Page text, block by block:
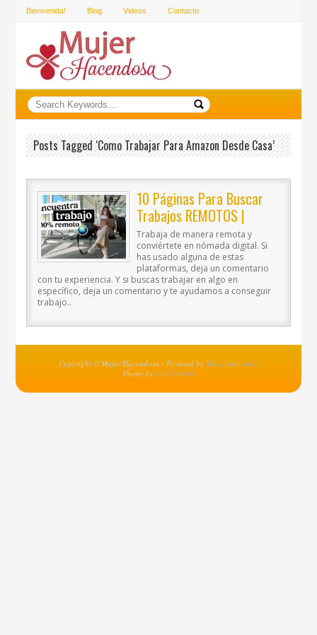
Bienvenida! Blog Videos Contacto
Posts Tagged ‘como Trabajar Para Amazon Desde Casa’
10 Páginas Para Buscar
Trabajos REMOTOS |
Páginas Para Trabajar
ONLINE
Trabaja de manera remota y
conviértete en nómada digital. Si
has usado alguna de estas
plataformas, deja un comentario
con tu experiencia. Y si buscas trabajar en algo en
específico, deja un comentario y te ayudamos a conseguir
trabajo..
Copyright © Mujer Hacendosa - Powered by MejoresInventos
Theme by Infochip.net